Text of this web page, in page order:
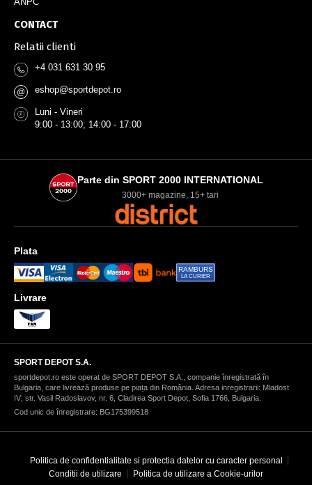
CONTACT
Relatii clienti
+4 031 631 30 95
@ eshop@sportdepot.ro
Luni - Vineri
9:00 - 13:00; 14:00 - 17:00
Parte din SPORT 2000 INTERNATIONAL
3000+ magazine, 15+ tari
Plata
RAMBURS
LA CURIER
Livrare
SPORT DEPOT S.A.
sportdepot.ro este operat de SPORT DEPOT S.A., companie înregistrată în
Bulgaria, care livrează produse pe piața din România. Adresa inregistrarii: Mladost
IV; str. Vasil Radoslavov, nr. 6, Cladirea Sport Depot, Sofia 1766, Bulgaria.
Cod unic de înregistrare: BG175399518
Politica de confidentialitate si protectia datelor cu caracter personal
Conditii de utilizare
Politica de utilizare a Cookie-urilor